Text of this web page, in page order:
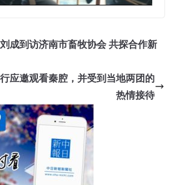
成到访济南市畜牧协会 共探合作新
应邀观看秦腔，并受到当地两团的
热情接待